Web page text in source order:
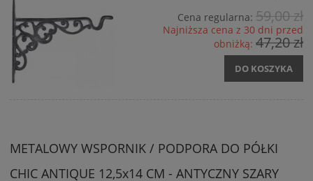
Cena regularna: 59,00 zł
Najniższa cena z 30 dni przed
obniżką: 47,20 zł
DO KOSZYKA
METALOWY WSPORNIK / PODPORA DO PÓŁKI
CHIC ANTIQUE 12,5x14 CM - ANTYCZNY SZARY